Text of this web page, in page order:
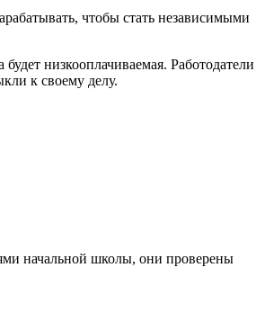
чтобы стать независимыми
низкооплачиваемая. Работодатели
к своему делу.
начальной школы, они проверены